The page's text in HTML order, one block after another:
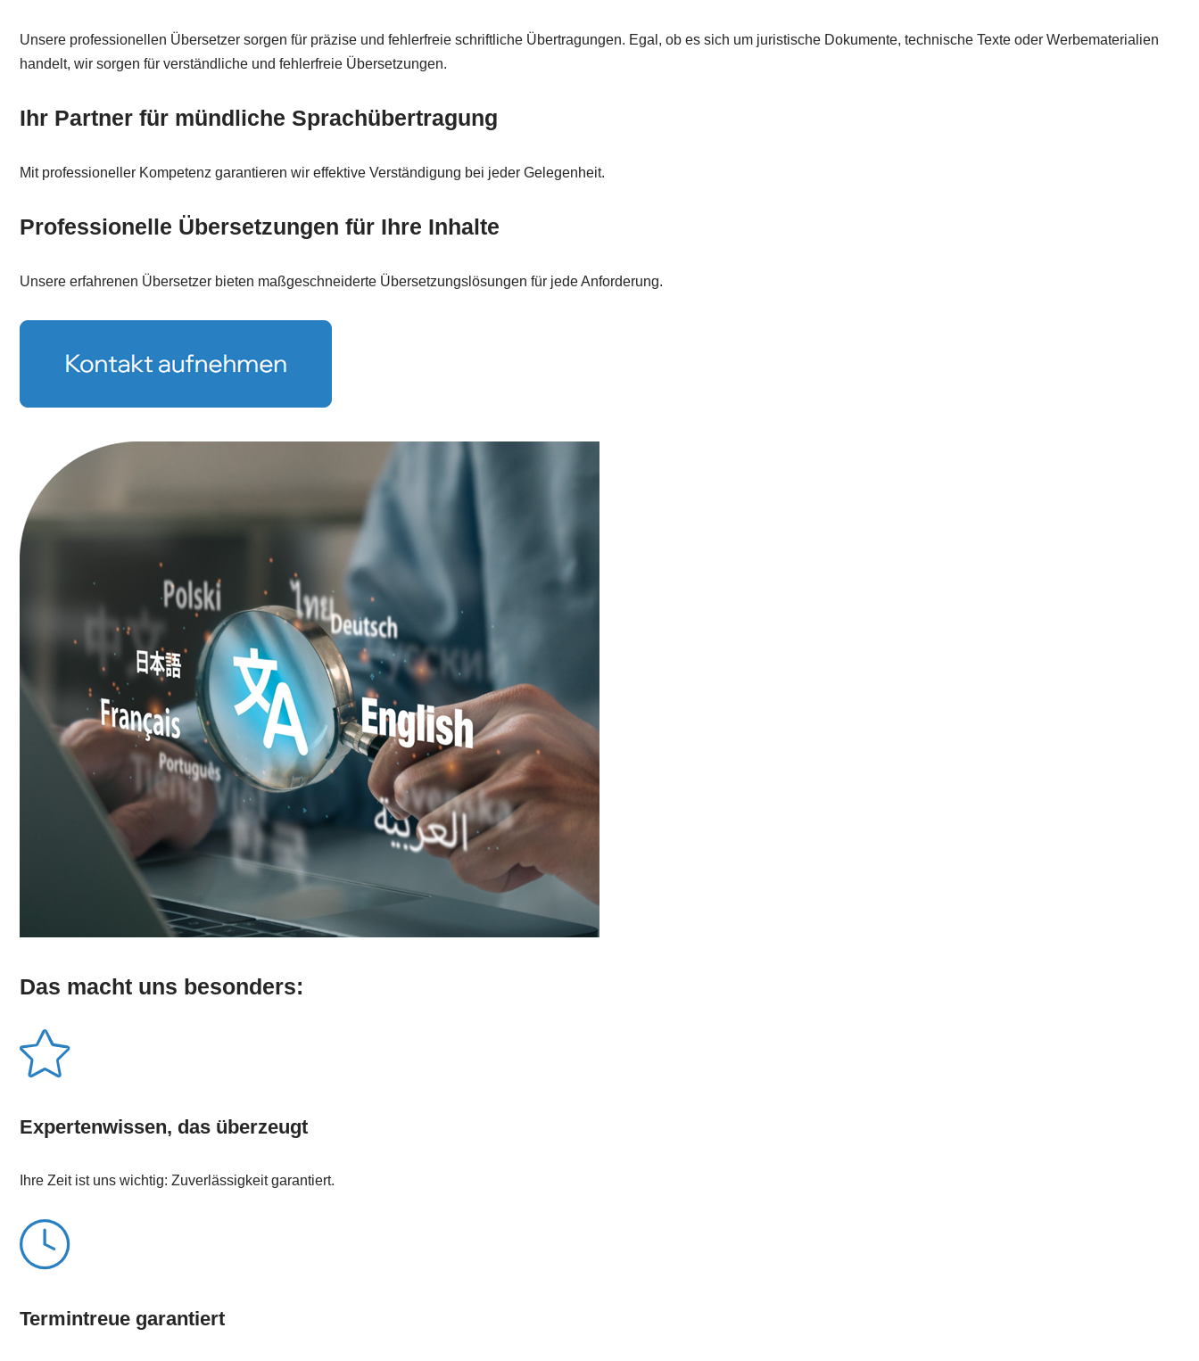
Unsere professionellen Übersetzer sorgen für präzise und fehlerfreie schriftliche Übertragungen. Egal, ob es sich um juristische Dokumente, technische Texte oder Werbematerialien
handelt, wir sorgen für verständliche und fehlerfreie Übersetzungen.
Ihr Partner für mündliche Sprachübertragung
Mit professioneller Kompetenz garantieren wir effektive Verständigung bei jeder Gelegenheit.
Professionelle Übersetzungen für Ihre Inhalte
Unsere erfahrenen Übersetzer bieten maßgeschneiderte Übersetzungslösungen für jede Anforderung.
Das macht uns besonders:
Expertenwissen, das überzeugt
Ihre Zeit ist uns wichtig: Zuverlässigkeit garantiert.
Termintreue garantiert